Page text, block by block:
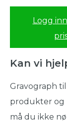
Logg
Kan vi
Gravograph
produkter og
må du ikke